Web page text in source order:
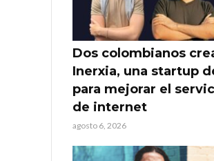
Dos colombianos
Inerxia, una startup
para mejorar el
de internet
agosto 6, 2026